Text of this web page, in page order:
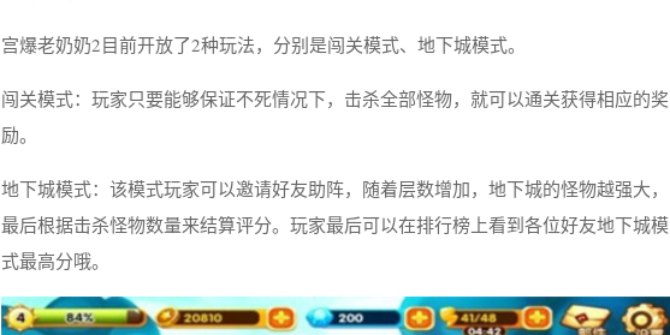
宫爆老奶奶2目前开放了2种玩法，分别是闯关模式、地下城模式。
闯关模式：玩家只要能够保证不死情况下，击杀全部怪物，就可以通关获得相应的奖
励。
地下城模式：该模式玩家可以邀请好友助阵，随着层数增加，地下城的怪物越强大，
最后根据击杀怪物数量来结算评分。玩家最后可以在排行榜上看到各位好友地下城模
式最高分哦。